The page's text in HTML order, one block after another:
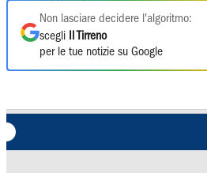
Non lasciare decidere l'algoritmo:
scegli
Il Tirreno
per le tue notizie su Google